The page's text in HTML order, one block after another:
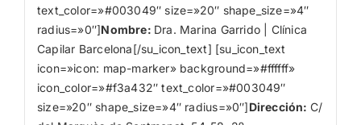
text_color=»#003049″ size=»20″ shape_size=»4″
radius=»0″]Nombre: Dra. Marina Garrido | Clínica
Capilar Barcelona[/su_icon_text] [su_icon_text
icon=»icon: map-marker» background=»#ffffff»
icon_color=»#f3a432″ text_color=»#003049″
size=»20″ shape_size=»4″ radius=»0″]Dirección: C/